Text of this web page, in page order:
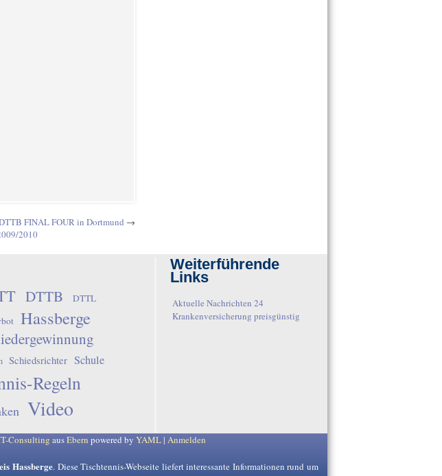
FINAL FOUR in Dortmund →
2010
DTTB DTTL
Hassberge
Schiedsrichter Schule
Regeln
Video
Weiterführende
Links
Aktuelle Nachrichten 24
Krankenversicherung preisgünstig
Consulting ausEbern powered by YAML | Anmelden
Hassberge. Diese Tischtennis-Webseite liefert interessante Informationen rund um